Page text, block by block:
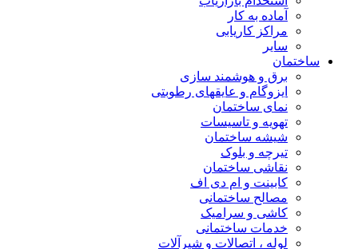
آماده به کار
مراکز کاریابی
سایر
ساختمان
برق و هوشمند سازی
ایزوگام و عایقهای رطوبتی
نمای ساختمان
تهویه و تاسیسات
شیشه ساختمان
تیرچه و بلوک
نقاشی ساختمان
کابینت و ام دی اف
مصالح ساختمانی
کاشی و سرامیک
خدمات ساختمانی
لوله ، اتصالات و شیرآلات